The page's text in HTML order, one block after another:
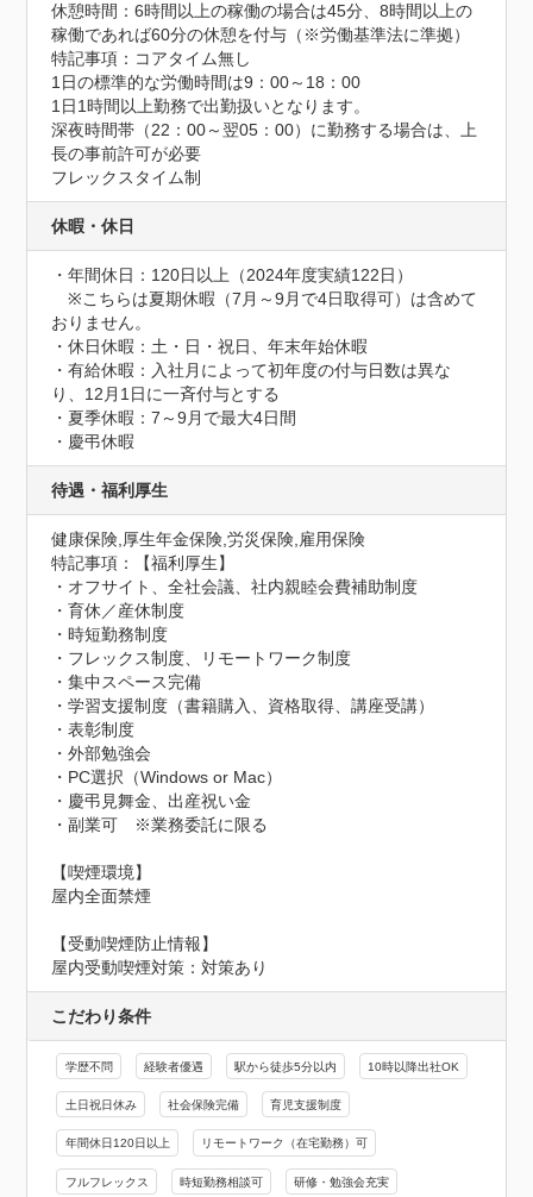
休憩時間：6時間以上の稼働の場合は45分、8時間以上の
稼働であれば60分の休憩を付与（※労働基準法に準拠）
特記事項：コアタイム無し
1日の標準的な労働時間は9：00～18：00
1日1時間以上勤務で出勤扱いとなります。
深夜時間帯（22：00～翌05：00）に勤務する場合は、上
長の事前許可が必要
フレックスタイム制
休暇・休日
・年間休日：120日以上（2024年度実績122日）
※こちらは夏期休暇（7月～9月で4日取得可）は含めて
おりません。
・休日休暇：土・日・祝日、年末年始休暇
・有給休暇：入社月によって初年度の付与日数は異な
り、12月1日に一斉付与とする
・夏季休暇：7～9月で最大4日間
・慶弔休暇
待遇・福利厚生
健康保険,厚生年金保険,労災保険,雇用保険
特記事項：【福利厚生】
・オフサイト、全社会議、社内親睦会費補助制度
・育休／産休制度
・時短勤務制度
・フレックス制度、リモートワーク制度
・集中スペース完備
・学習支援制度（書籍購入、資格取得、講座受講）
・表彰制度
・外部勉強会
・PC選択（Windows or Mac）
・慶弔見舞金、出産祝い金
・副業可　※業務委託に限る
【喫煙環境】
屋内全面禁煙
【受動喫煙防止情報】
屋内受動喫煙対策：対策あり
こだわり条件
学歴不問 経験者優遇 駅から徒歩5分以内 10時以降出社OK
土日祝日休み 社会保険完備 育児支援制度
年間休日120日以上 リモートワーク（在宅勤務）可
フルフレックス 時短勤務相談可 研修・勉強会充実